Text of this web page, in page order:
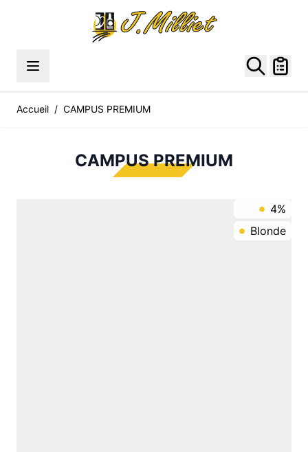
Accueil / CAMPUS PREMIUM
CAMPUS PREMIUM
4%
Blonde